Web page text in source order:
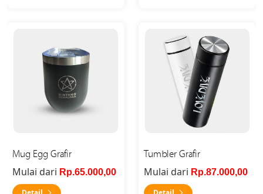
Mug Egg Grafir
Mulai dari Rp.65.000,00
Tumbler Grafir
Mulai dari Rp.87.000,00